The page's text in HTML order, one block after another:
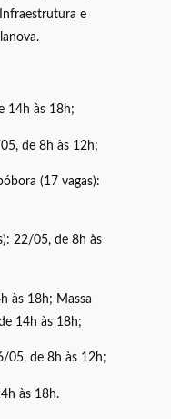
e
14h às 18h;
de 8h às 12h;
(17 vagas):
22/05, de 8h às
às 18h; Massa
14h às 18h;
05, de 8h às 12h;
às 18h.